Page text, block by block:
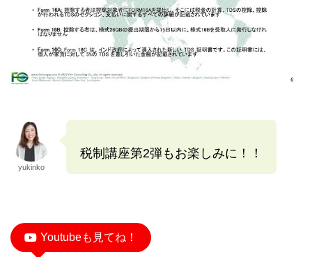
yukinko
税制講座第2弾もお楽しみに！！
Youtubeも見てね！